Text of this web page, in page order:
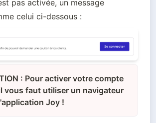
pas activée, un message
celui ci-dessous :
: Pour activer votre compte
vous faut utiliser un navigateur
Joy !